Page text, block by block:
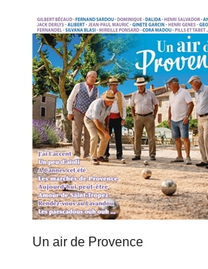
Un air de Provence